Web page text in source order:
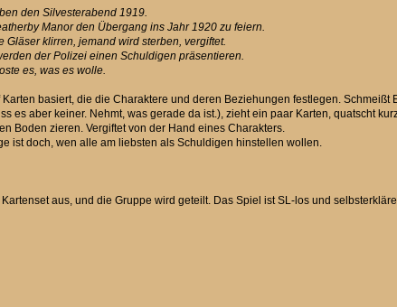
den Silvesterabend 1919.
Manor den Übergang ins Jahr 1920 zu feiern.
Gläser klirren, jemand wird sterben, vergiftet.
der Polizei einen Schuldigen präsentieren.
es, was es wolle.
basiert, die die Charaktere und deren Beziehungen festlegen. Schmeißt
aber keiner. Nehmt, was gerade da ist.), zieht ein paar Karten, quatscht
Boden zieren. Vergiftet von der Hand eines Charakters.
ist doch, wen alle am liebsten als Schuldigen hinstellen wollen.
aus, und die Gruppe wird geteilt. Das Spiel ist SL-los und